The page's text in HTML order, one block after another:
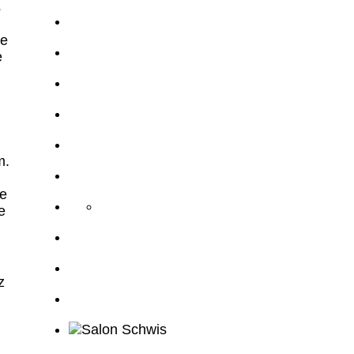
.